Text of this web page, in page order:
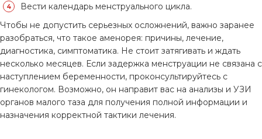
Вести календарь менструального цикла.
Чтобы не допустить серьезных осложнений, важно заранее
разобраться, что такое аменорея: причины, лечение,
диагностика, симптоматика. Не стоит затягивать и ждать
несколько месяцев. Если задержка менструации не связана с
наступлением беременности, проконсультируйтесь с
гинекологом. Возможно, он направит вас на анализы и УЗИ
органов малого таза для получения полной информации и
назначения корректной тактики лечения.